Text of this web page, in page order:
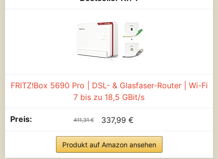
FRITZ!Box 5690 Pro | DSL- & Glasfaser-Router | Wi-Fi
7 bis zu 18,5 GBit/s
411,31 € 337,99 €
Produkt auf Amazon ansehen